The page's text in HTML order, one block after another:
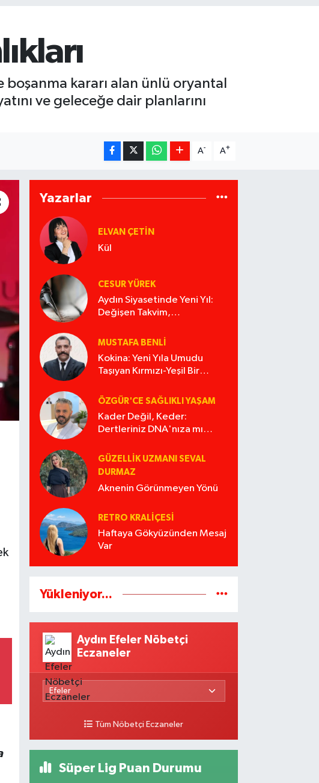
boşanma kararı alan ünlü oryantal
ve geleceğe dair planlarını
A- A+
Yazarlar
ELVAN ÇETIN
Kül
CESUR YÜREK
Aydın Siyasetinde Yeni Yıl:
Değişen Takvim,
MUSTAFA BENLI
Kokina: Yeni Yıla Umudu
Taşıyan Kırmızı-Yeşil Bir
ÖZGÜR'CE SAĞLIKLI YAŞAM
Kader Değil, Keder:
Dertleriniz DNA'nıza mı
GÜZELLIK UZMANI SEVAL
DURMAZ
Aknenin Görünmeyen Yönü
RETRO KRALIÇESI
Haftaya Gökyüzünden Mesaj
Var
Yükleniyor...
Aydın Efeler Nöbetçi
Eczaneler
Tüm Nöbetçi Eczaneler
Süper Lig Puan Durumu